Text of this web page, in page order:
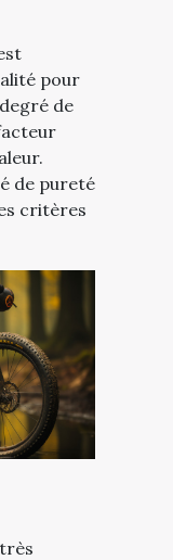
pour
de
de pureté
critères